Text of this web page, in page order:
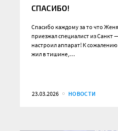
СПАСИБО!
Спасибо каждому за то что
приезжал специалист из Санкт
настроил аппарат! К сожалению
жил в тишине,…
23.03.2026 НОВОСТИ